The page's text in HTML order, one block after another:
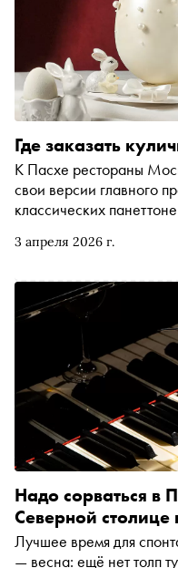
3 апреля 2026 г.
Где заказать
К Пасхе рестораны
свои версии главного
классических
декором. «Сноб»
Надо сорваться в
Северной столице
Лучшее время для
— весна: ещё нет толп